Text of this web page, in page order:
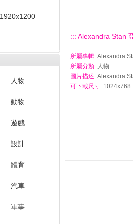
1920x1200
人物
動物
遊戲
設計
體育
汽車
軍事
::: Alexandra Stan
所屬專輯: Alexandra
所屬分類: 人物
圖片描述: Alexandra
可下載尺寸: